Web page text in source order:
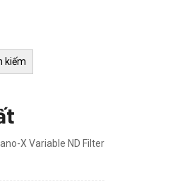
kiếm
X Variable ND Filter